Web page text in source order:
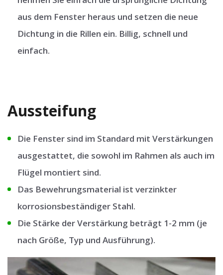
aus dem Fenster heraus und setzen die neue
Dichtung in die Rillen ein. Billig, schnell und
einfach.
Aussteifung
Die Fenster sind im Standard mit Verstärkungen
ausgestattet, die sowohl im Rahmen als auch im
Flügel montiert sind.
Das Bewehrungsmaterial ist verzinkter
korrosionsbeständiger Stahl.
Die Stärke der Verstärkung beträgt 1-2 mm (je
nach Größe, Typ und Ausführung).